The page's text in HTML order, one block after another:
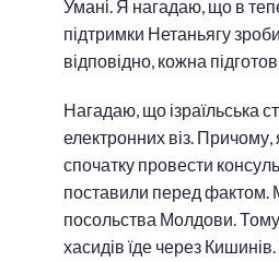
Умані. Я нагадаю, що в
підтримки Нетаньягу
відповідно, кожна
Нагадаю, що ізраїльська
електронних віз.
спочатку провести
поставили перед фактом.
посольства Молдови.
хасидів їде через